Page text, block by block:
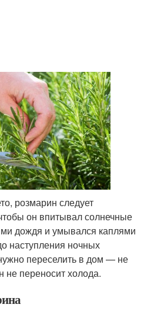
розмарин следует
он впитывал солнечные
дождя и умывался каплями
наступления ночных
переселить в дом — не
не переносит холода.